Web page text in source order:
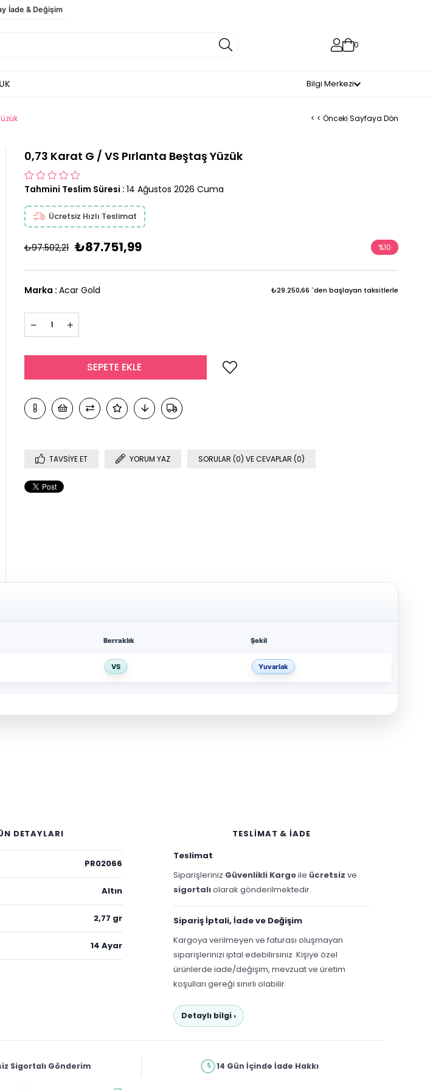
İade & Değişim
0
Bilgi Merkezi
< < Önceki Sayfaya Dön
0,73 Karat G / VS Pırlanta Beştaş Yüzük
Tahmini Teslim Süresi : 14 Ağustos 2026 Cuma
Ücretsiz Hızlı Teslimat
₺97.502,21 ₺87.751,99 %10
Marka : Acar Gold ₺29.250,66 `den başlayan taksitlerle
TAVSIYE ET YORUM YAZ SORULAR (0) VE CEVAPLAR (0)
Berraklık Şekil
VS Yuvarlak
DETAYLARI
PR02066
Altın
2,77 gr
14 Ayar
TESLİMAT & İADE
Teslimat
Siparişleriniz Güvenlikli Kargoile ücretsiz ve
sigortalıolarak gönderilmektedir.
Sipariş İptali, İade ve Değişim
Kargoya verilmeyen ve faturası oluşmayan
siparişlerinizi iptal edebilirsiniz. Kişiye özel
ürünlerde iade/değişim, mevzuat ve üretim
koşulları gereği sınırlı olabilir.
Detaylı bilgi ›
Sigortalı Gönderim 14 Gün İçinde İade Hakkı